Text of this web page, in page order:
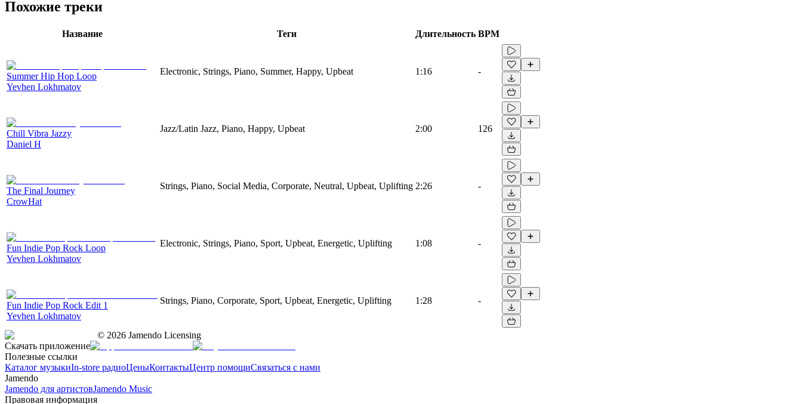
Похожие треки
Название Теги Длительность BPM
Summer Hip Hop Loop
Yevhen Lokhmatov
Electronic, Strings, Piano, Summer, Happy, Upbeat 1:16 -
Chill Vibra Jazzy
Daniel H
Jazz/Latin Jazz, Piano, Happy, Upbeat 2:00 126
The Final Journey
CrowHat
Strings, Piano, Social Media, Corporate, Neutral, Upbeat, Uplifting 2:26 -
Fun Indie Pop Rock Loop
Yevhen Lokhmatov
Electronic, Strings, Piano, Sport, Upbeat, Energetic, Uplifting 1:08 -
Fun Indie Pop Rock Edit 1
Yevhen Lokhmatov
Strings, Piano, Corporate, Sport, Upbeat, Energetic, Uplifting 1:28 -
© 2026 Jamendo Licensing
Скачать приложение
Полезные ссылки
Каталог музыкиIn-store радиоЦеныКонтактыЦентр помощиСвязаться с нами
Jamendo
Jamendo для артистовJamendo Music
Правовая информация